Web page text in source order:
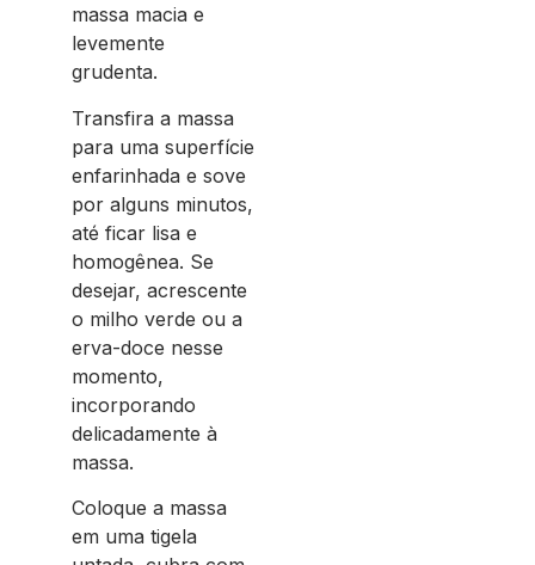
massa macia e
levemente
grudenta.
Transfira a massa
para uma superfície
enfarinhada e sove
por alguns minutos,
até ficar lisa e
homogênea. Se
desejar, acrescente
o milho verde ou a
erva-doce nesse
momento,
incorporando
delicadamente à
massa.
Coloque a massa
em uma tigela